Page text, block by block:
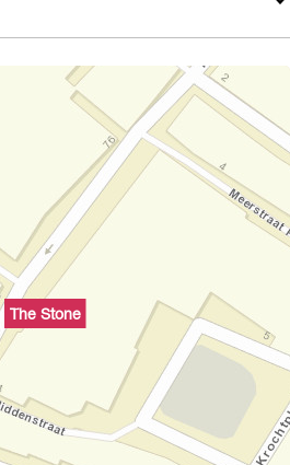
The Stone